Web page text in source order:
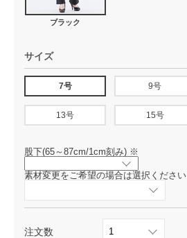
ブラック
サイズ
7号 9号
13号 15号
股下(65～87cm/1cm刻み) ※
素材変更をご希望の場合は選択ください
注文数